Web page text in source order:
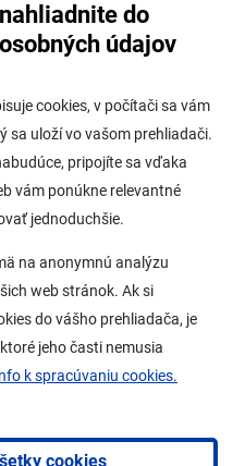
do
údajov
cookies, v počítači sa vám
sa uloží vo vašom prehliadači.
pripojíte sa vďaka
vám ponúkne relevantné
jednoduchšie.
na anonymnú analýzu
web stránok. Ak si
do vášho prehliadača, je
jeho časti nemusia
k spracúvaniu cookies.
cookies
úradu